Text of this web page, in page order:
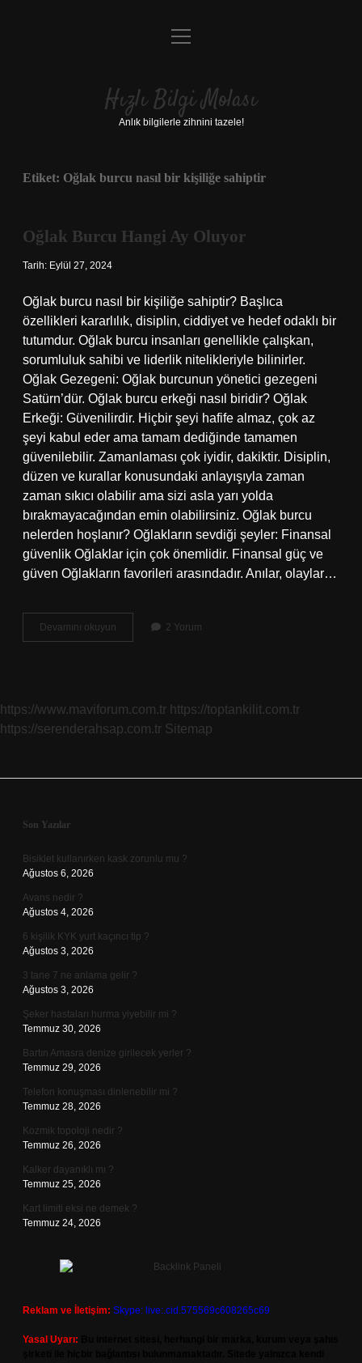
Anasayfa
Yasal Uyarı
menüyü
Hızlı Bilgi Molası
Anlık bilgilerle zihnini tazele!
Etiket: Oğlak burcu nasıl bir kişiliğe sahiptir
Oğlak Burcu Hangi Ay Oluyor
Tarih: Eylül 27, 2024
Oğlak burcu nasıl bir kişiliğe sahiptir? Başlıca
özellikleri kararlılık, disiplin, ciddiyet ve hedef odaklı bir
tutumdur. Oğlak burcu insanları genellikle çalışkan,
sorumluluk sahibi ve liderlik nitelikleriyle bilinirler.
Oğlak Gezegeni: Oğlak burcunun yönetici gezegeni
Satürn’dür. Oğlak burcu erkeği nasıl biridir? Oğlak
Erkeği: Güvenilirdir. Hiçbir şeyi hafife almaz, çok az
şeyi kabul eder ama tamam dediğinde tamamen
güvenilebilir. Zamanlaması çok iyidir, dakiktir. Disiplin,
düzen ve kurallar konusundaki anlayışıyla zaman
zaman sıkıcı olabilir ama sizi asla yarı yolda
bırakmayacağından emin olabilirsiniz. Oğlak burcu
nelerden hoşlanır? Oğlakların sevdiği şeyler: Finansal
güvenlik Oğlaklar için çok önemlidir. Finansal güç ve
güven Oğlakların favorileri arasındadır. Anılar, olaylar…
Devamını okuyun
Burcu
2 Yorum
https://www.maviforum.com.tr https://toptankilit.com.tr
https://serenderahsap.com.tr Sitemap
Sidebar
Son Yazılar
Bisiklet kullanırken kask zorunlu mu ?
Ağustos 6, 2026
Avans nedir ?
Ağustos 4, 2026
6 kişilik KYK yurt kaçıncı tip ?
Ağustos 3, 2026
3 tane 7 ne anlama gelir ?
Ağustos 3, 2026
Şeker hastaları hurma yiyebilir mi ?
Temmuz 30, 2026
Bartın Amasra denize girilecek yerler ?
Temmuz 29, 2026
Telefon konuşması dinlenebilir mi ?
Temmuz 28, 2026
Kozmik topoloji nedir ?
Temmuz 26, 2026
Kalker dayanıklı mı ?
Temmuz 25, 2026
Kart limiti eksi ne demek ?
Temmuz 24, 2026
Reklam ve İletişim: Skype: live:.cid.575569c608265c69
Yasal Uyarı: